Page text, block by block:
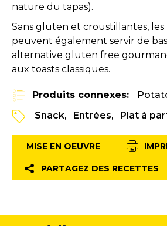
nature du tapas).
Sans gluten et croustillantes,
peuvent également servir de
alternative gluten free
aux toasts classiques.
Produits connexes:
Snack
Entrées Plat à
MISE EN OEUVRE
PARTAGEZ DES RECETTES